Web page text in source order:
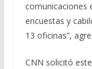
comunicaciones
encuestas y
13 oficinas”,
CNN solicitó